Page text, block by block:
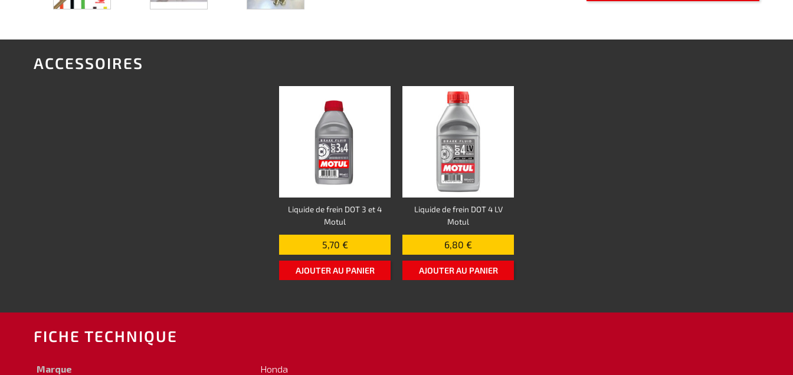
ACCESSOIRES
Liquide de frein DOT 3 et 4
Motul
5,70 €
AJOUTER AU PANIER
Liquide de frein DOT 4 LV
Motul
6,80 €
AJOUTER AU PANIER
FICHE TECHNIQUE
Marque
Honda